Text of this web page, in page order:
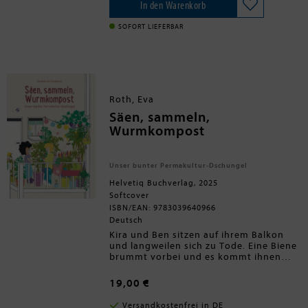
Fetzenfisch verkleidet sich als
zerrissenes Blatt. Überall auf der Welt
gibt es Tiere, die tricksen, täuschen und
illustriert
In den Warenkorb
SOFORT LIEFERBAR
Roth, Eva
Säen, sammeln,
Wurmkompost
Unser bunter Permakultur-Dschungel
Helvetiq Buchverlag, 2025
Softcover
ISBN/EAN: 9783039640966
Deutsch
Kira und Ben sitzen auf ihrem Balkon
und langweilen sich zu Tode. Eine Biene
brummt vorbei und es kommt ihnen
auf dem Balkon! Riesig, wild und bunt!
In der Küche finden Kira und Ben
Quinoasamen, Bohnen und
19,00 €
Versandkostenfrei in DE